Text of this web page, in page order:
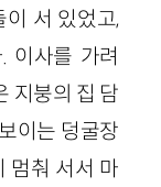
서 있었고,
이사를 가려
지붕의 집 담
이는 덩굴장
멈춰 서서 마